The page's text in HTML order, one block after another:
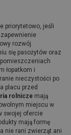
priorytetowo, jeśli
rozwój.
się pasożytów oraz
łopatkom i
nieczystości po
placu przed
rolnicze mają
miejscu w
swojej ofercie
mają formę
nie rani zwierząt ani